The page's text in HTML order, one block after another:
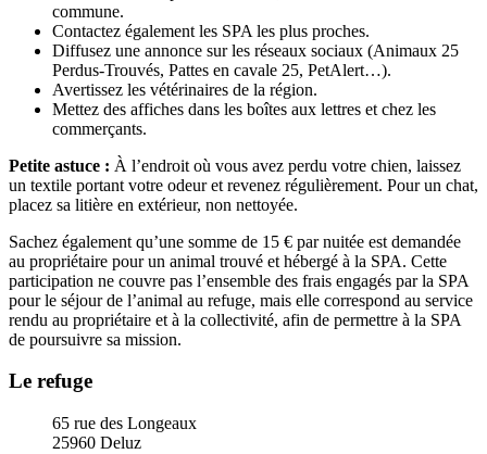
commune.
Contactez également les SPA les plus proches.
Diffusez une annonce sur les réseaux sociaux (Animaux 25
Perdus-Trouvés, Pattes en cavale 25, PetAlert…).
Avertissez les vétérinaires de la région.
Mettez des affiches dans les boîtes aux lettres et chez les
commerçants.
Petite astuce : À l’endroit où vous avez perdu votre chien, laissez
un textile portant votre odeur et revenez régulièrement. Pour un chat,
placez sa litière en extérieur, non nettoyée.
Sachez également qu’une somme de 15 € par nuitée est demandée
au propriétaire pour un animal trouvé et hébergé à la SPA. Cette
participation ne couvre pas l’ensemble des frais engagés par la SPA
pour le séjour de l’animal au refuge, mais elle correspond au service
rendu au propriétaire et à la collectivité, afin de permettre à la SPA
de poursuivre sa mission.
Le refuge
65 rue des Longeaux
25960 Deluz